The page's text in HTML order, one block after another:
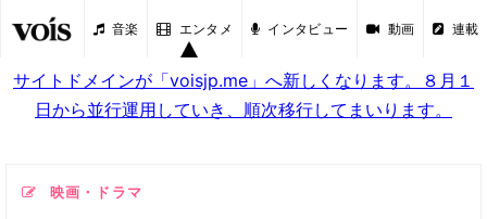
音楽 エンタメ インタビュー 動画 連載
サイトドメインが「voisjp.me」へ新しくなります。８月１
日から並行運用していき、順次移行してまいります。
映画・ドラマ